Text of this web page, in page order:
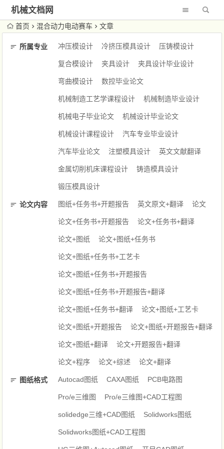
机械文档网
首页 混合动力电动赛车 文章
所属专业 冲压模设计 冷挤压模具设计 压铸模设计
复合模设计 夹具设计 夹具设计毕业设计
弯曲模设计 数控毕业论文
机械制造工艺学课程设计 机械制造毕业设计
机械电子毕业论文 机械设计毕业论文
机械设计课程设计 汽车专业毕业设计
汽车毕业论文 注塑模具设计 英文文献翻译
金属切削机床课程设计 铸造模具设计
锻压模具设计
论文内容 图纸+任务书+开题报告 英文原文+翻译 论文
论文+任务书+开题报告 论文+任务书+翻译
论文+图纸 论文+图纸+任务书
论文+图纸+任务书+工艺卡
论文+图纸+任务书+开题报告
论文+图纸+任务书+开题报告+翻译
论文+图纸+任务书+翻译 论文+图纸+工艺卡
论文+图纸+开题报告 论文+图纸+开题报告+翻译
论文+图纸+翻译 论文+开题报告+翻译
论文+程序 论文+综述 论文+翻译
图纸格式 Autocad图纸 CAXA图纸 PCB电路图
Pro/e三维图 Pro/e三维图+CAD工程图
solidedge三维+CAD图纸 Solidworks图纸
Solidworks图纸+CAD工程图